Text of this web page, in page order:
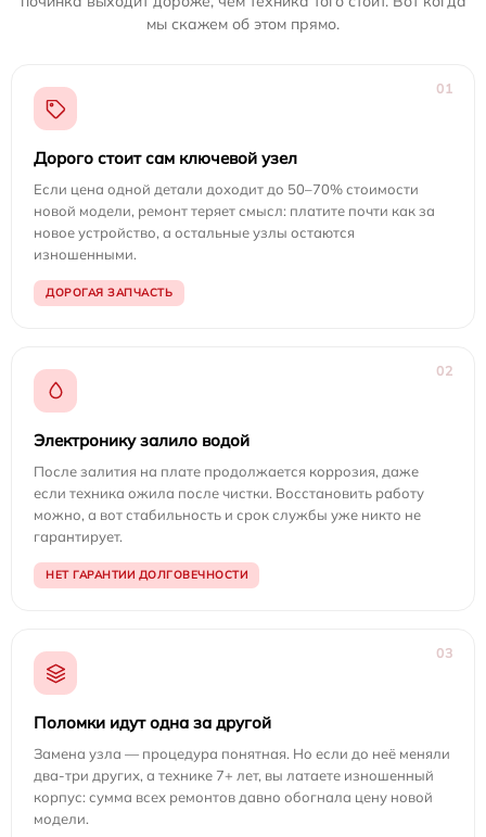
мы скажем об этом прямо.
01
Дорого стоит сам ключевой узел
Если цена одной детали доходит до 50–70% стоимости
новой модели, ремонт теряет смысл: платите почти как за
новое устройство, а остальные узлы остаются
изношенными.
ДОРОГАЯ ЗАПЧАСТЬ
02
Электронику залило водой
После залития на плате продолжается коррозия, даже
если техника ожила после чистки. Восстановить работу
можно, а вот стабильность и срок службы уже никто не
гарантирует.
НЕТ ГАРАНТИИ ДОЛГОВЕЧНОСТИ
03
Поломки идут одна за другой
Замена узла — процедура понятная. Но если до неё меняли
два-три других, а технике 7+ лет, вы латаете изношенный
корпус: сумма всех ремонтов давно обогнала цену новой
модели.